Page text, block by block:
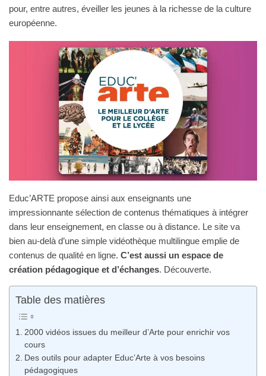
pour, entre autres, éveiller les jeunes à la richesse de la culture
européenne.
Educ’ARTE propose ainsi aux enseignants une
impressionnante sélection de contenus thématiques à intégrer
dans leur enseignement, en classe ou à distance. Le site va
bien au-delà d’une simple vidéothèque multilingue emplie de
contenus de qualité en ligne. C’est aussi un espace de
création pédagogique et d’échanges. Découverte.
Table des matières
2000 vidéos issues du meilleur d’Arte pour enrichir vos
cours
Des outils pour adapter Educ’Arte à vos besoins
pédagogiques